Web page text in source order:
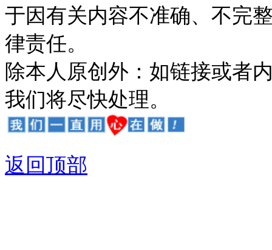
于因有关内容不准确、不完
律责任。
除本人原创外：如链接或者
我们将尽快处理。
返回顶部